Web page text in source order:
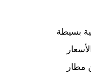
بسيطة
مطار